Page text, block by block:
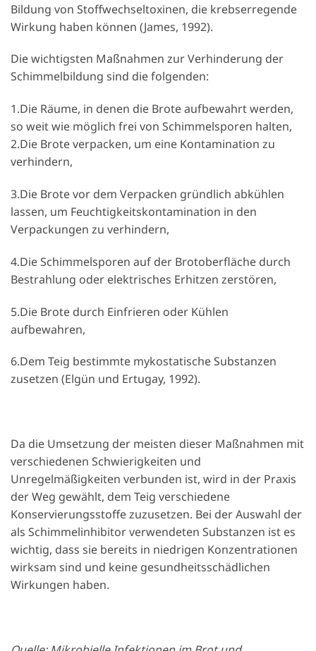
Bildung von Stoffwechseltoxinen, die krebserregende
Wirkung haben können (James, 1992).
Die wichtigsten Maßnahmen zur Verhinderung der
Schimmelbildung sind die folgenden:
1.Die Räume, in denen die Brote aufbewahrt werden,
so weit wie möglich frei von Schimmelsporen halten,
2.Die Brote verpacken, um eine Kontamination zu
verhindern,
3.Die Brote vor dem Verpacken gründlich abkühlen
lassen, um Feuchtigkeitskontamination in den
Verpackungen zu verhindern,
4.Die Schimmelsporen auf der Brotoberfläche durch
Bestrahlung oder elektrisches Erhitzen zerstören,
5.Die Brote durch Einfrieren oder Kühlen
aufbewahren,
6.Dem Teig bestimmte mykostatische Substanzen
zusetzen (Elgün und Ertugay, 1992).
Da die Umsetzung der meisten dieser Maßnahmen mit
verschiedenen Schwierigkeiten und
Unregelmäßigkeiten verbunden ist, wird in der Praxis
der Weg gewählt, dem Teig verschiedene
Konservierungsstoffe zuzusetzen. Bei der Auswahl der
als Schimmelinhibitor verwendeten Substanzen ist es
wichtig, dass sie bereits in niedrigen Konzentrationen
wirksam sind und keine gesundheitsschädlichen
Wirkungen haben.